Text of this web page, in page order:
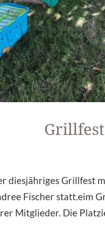
diesjähriges Grillfest
Fischer statt.eim
Mitglieder. Die